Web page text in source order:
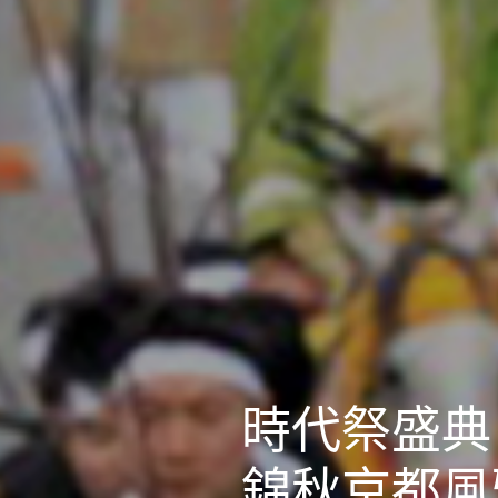
時代祭盛典